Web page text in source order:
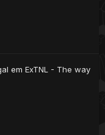
em ExTNL - The way